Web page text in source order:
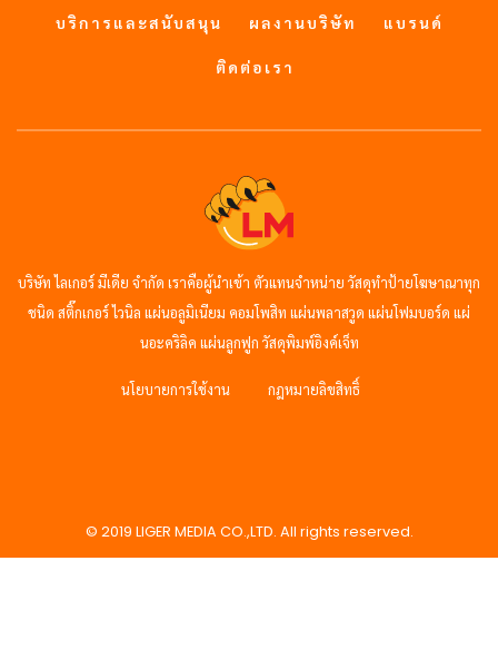
บริการและสนับสนุน
ผลงานบริษัท
แบรนด์
ติดต่อเรา
บริษัท ไลเกอร์ มีเดีย จำกัด เราคือผู้นำเข้า ตัวแทนจำหน่าย วัสดุทำป้ายโฆษาณาทุก
ชนิด สติ๊กเกอร์ ไวนิล แผ่นอลูมิเนียม คอมโพสิท แผ่นพลาสวูด แผ่นโฟมบอร์ด แผ่
นอะคริลิค แผ่นลูกฟูก วัสดุพิมพ์อิงค์เจ็ท
นโยบายการใช้งาน กฎหมายลิขสิทธิ์
© 2019 LIGER MEDIA CO.,LTD. All rights reserved.